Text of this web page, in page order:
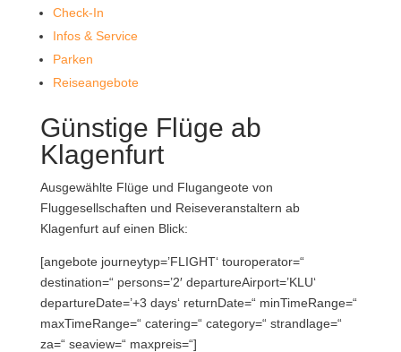
Check-In
Infos & Service
Parken
Reiseangebote
Günstige Flüge ab
Klagenfurt
Ausgewählte Flüge und Flugangeote von
Fluggesellschaften und Reiseveranstaltern ab
Klagenfurt auf einen Blick:
[angebote journeytyp=’FLIGHT‘ touroperator=“
destination=“ persons=’2′ departureAirport=’KLU‘
departureDate=’+3 days‘ returnDate=“ minTimeRange=“
maxTimeRange=“ catering=“ category=“ strandlage=“
za=“ seaview=“ maxpreis=“]